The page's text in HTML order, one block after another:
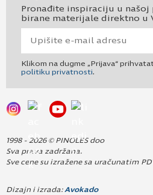
Pronađite inspiraciju u
birane materijale direktno u
Klikom na dugme „Prijava“
politiku privatnosti.
1998 - 2026 © PINOLES doo
Sva prava zadržana.
Sve cene su izražene sa uračunatim
Dizajn i izrada: Avokado